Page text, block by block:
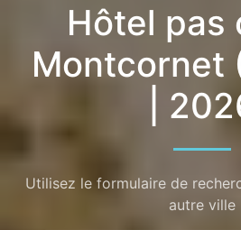
Hôtel pas
Montcornet
|
Utilisez le formulaire de
autre ville